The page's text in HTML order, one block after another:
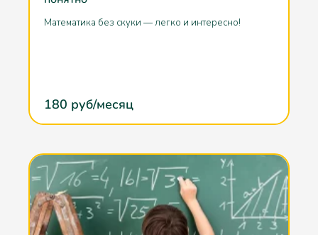
Математика без скуки — легко и интересно!
180 руб/месяц